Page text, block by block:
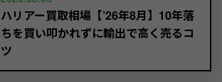
ハリアー買取相場【’26年8月】10年落
ちを買い叩かれずに輸出で高く売るコ
ツ